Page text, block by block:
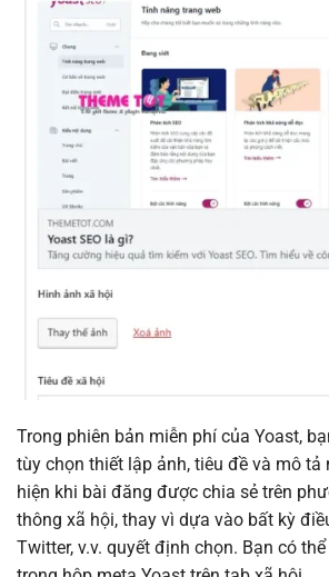
Trong phiên bản miễn phí của Yoast,
tùy chọn thiết lập ảnh, tiêu đề và mô
hiện khi bài đăng được chia sẻ trên
thông xã hội, thay vì dựa vào bất kỳ
Twitter, v.v. quyết định chọn. Bạn có